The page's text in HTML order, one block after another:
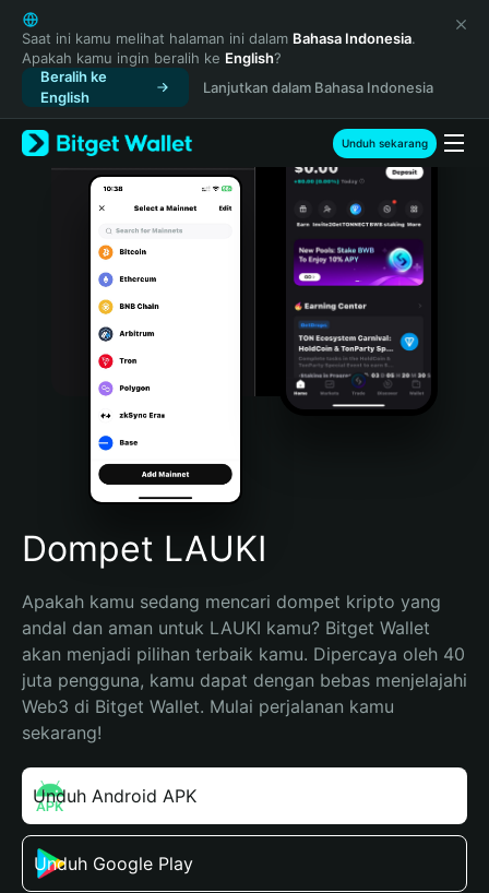
English
日本語
Tiếng Việt
Русский
Español (Latinoamérica)
Türkçe
Italiano
Português (Portugal)
Bahasa Indonesia
Português (Brasil)
Español (Argentina)
Saat ini kamu melihat halaman ini dalam Bahasa Indonesia.
Apakah kamu ingin beralih ke English?
Beralih ke
English
Lanjutkan dalam Bahasa Indonesia
Unduh sekarang
Dompet LAUKI
Apakah kamu sedang mencari dompet kripto yang
andal dan aman untuk LAUKI kamu? Bitget Wallet
akan menjadi pilihan terbaik kamu. Dipercaya oleh 40
juta pengguna, kamu dapat dengan bebas menjelajahi
Web3 di Bitget Wallet. Mulai perjalanan kamu
sekarang!
Unduh Android APK
Unduh Google Play